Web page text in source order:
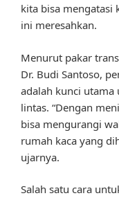
kita bisa mengatasi
ini meresahkan.
Menurut pakar
Dr. Budi Santoso,
adalah kunci utama
lintas. “Dengan
bisa mengurangi
rumah kaca yang
ujarnya.
Salah satu cara